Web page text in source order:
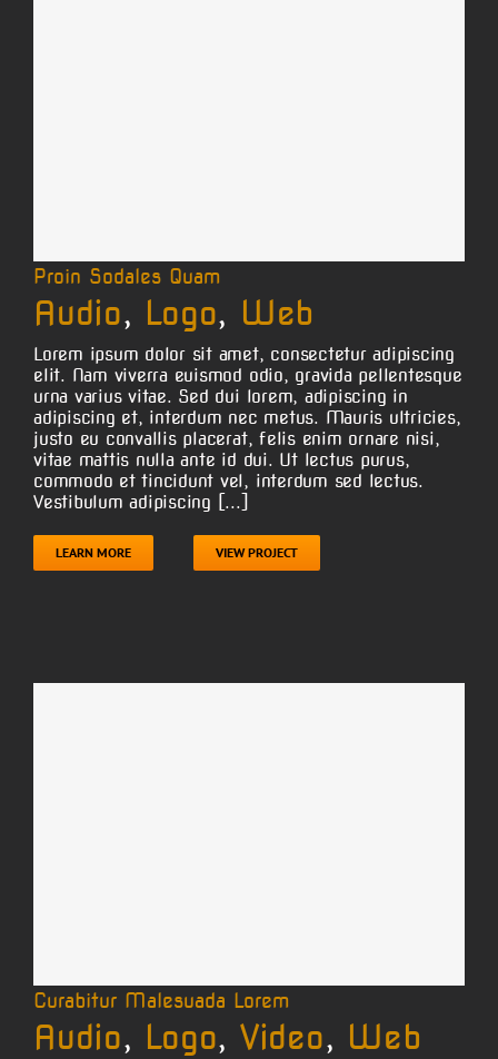
Proin Sodales Quam
Audio, Logo, Web
Lorem ipsum dolor sit amet, consectetur adipiscing
elit. Nam viverra euismod odio, gravida pellentesque
urna varius vitae. Sed dui lorem, adipiscing in
adipiscing et, interdum nec metus. Mauris ultricies,
justo eu convallis placerat, felis enim ornare nisi,
vitae mattis nulla ante id dui. Ut lectus purus,
commodo et tincidunt vel, interdum sed lectus.
Vestibulum adipiscing [...]
LEARN MORE VIEW PROJECT
Curabitur Malesuada Lorem
Audio, Logo, Video, Web